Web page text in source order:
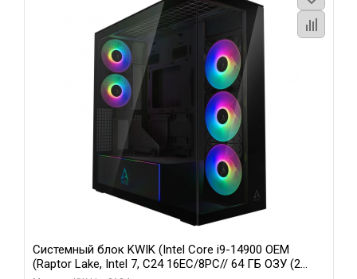
Системный блок KWIK (Intel Core i9-14900 OEM
(Raptor Lake, Intel 7, C24 16EC/8PC// 64 ГБ ОЗУ (2